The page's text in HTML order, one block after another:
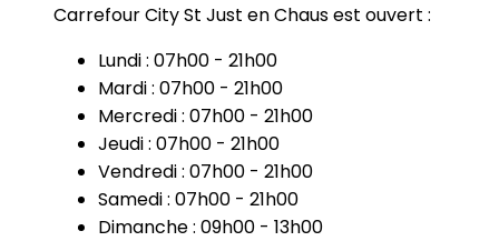
Carrefour City St Just en Chaus est ouvert :
Lundi : 07h00 - 21h00
Mardi : 07h00 - 21h00
Mercredi : 07h00 - 21h00
Jeudi : 07h00 - 21h00
Vendredi : 07h00 - 21h00
Samedi : 07h00 - 21h00
Dimanche : 09h00 - 13h00